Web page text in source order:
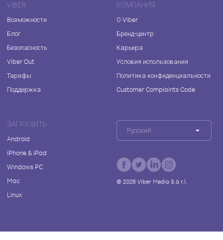
VIBER
Возможности
Блог
Безопасность
Viber Out
Тарифы
Поддержка
КОМПАНИЯ
О Viber
Бренд-центр
Карьера
Условия использования
Политика конфиденциальности
Customer Complaints Code
ЗАГРУЗИТЬ
Android
iPhone & iPad
Windows PC
Mac
Linux
Русский
© 2026Viber Media S.à r.l.